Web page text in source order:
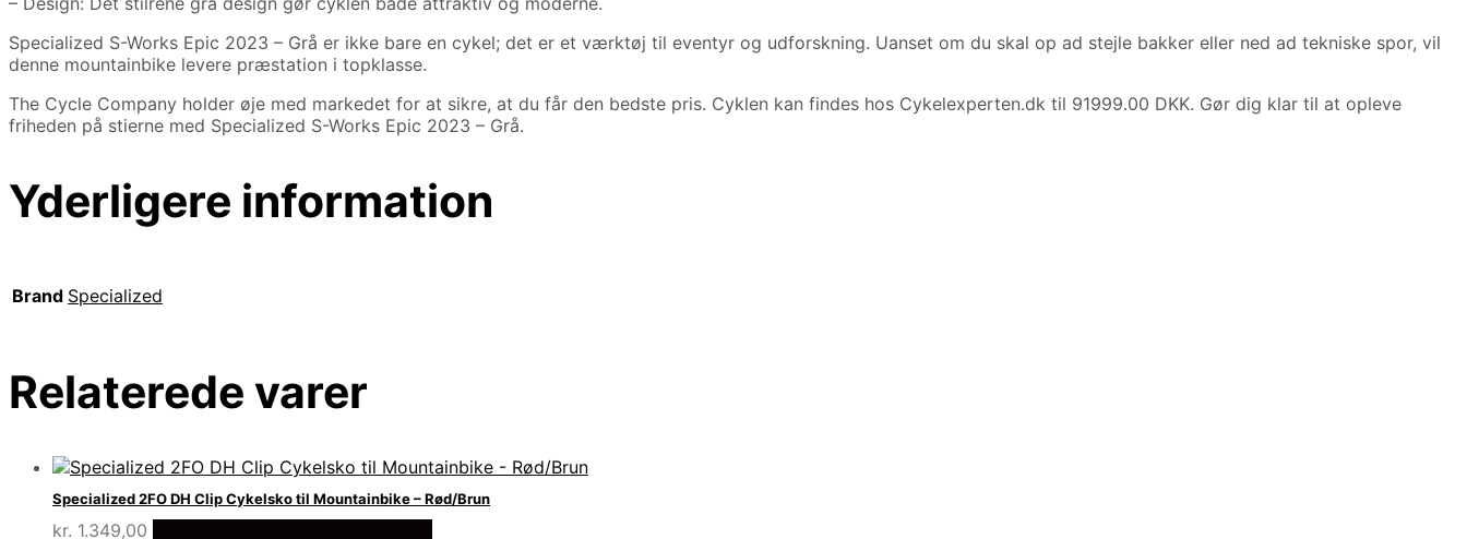
Specialized S-Works Epic 2023 – Grå er ikke bare en cykel; det er et værktøj til eventyr og udforskning. Uanset om du skal op ad stejle bakker eller ned ad tekniske spor, vil
denne mountainbike levere præstation i topklasse.
The Cycle Company holder øje med markedet for at sikre, at du får den bedste pris. Cyklen kan findes hos Cykelexperten.dk til 91999.00 DKK. Gør dig klar til at opleve
friheden på stierne med Specialized S-Works Epic 2023 – Grå.
Yderligere information
Brand Specialized
Relaterede varer
Specialized 2FO DH Clip Cykelsko til Mountainbike – Rød/Brun
kr. 1.349,00